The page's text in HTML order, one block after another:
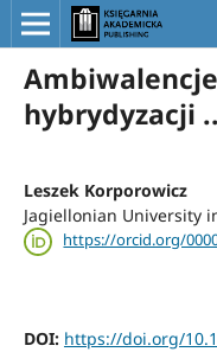
hybrydyzacji
Leszek Korporowicz
Jagiellonian University
https://orcid.org/
DOI: https://doi.org/